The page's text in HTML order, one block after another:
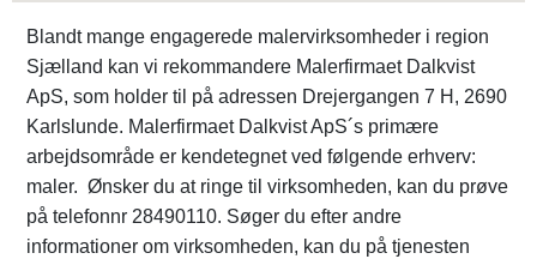
Blandt mange engagerede malervirksomheder i region
Sjælland kan vi rekommandere Malerfirmaet Dalkvist
ApS, som holder til på adressen Drejergangen 7 H, 2690
Karlslunde. Malerfirmaet Dalkvist ApS´s primære
arbejdsområde er kendetegnet ved følgende erhverv:
maler. Ønsker du at ringe til virksomheden, kan du prøve
på telefonnr 28490110. Søger du efter andre
informationer om virksomheden, kan du på tjenesten